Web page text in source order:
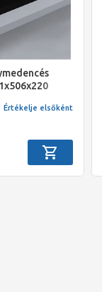
Értékelje elsőként